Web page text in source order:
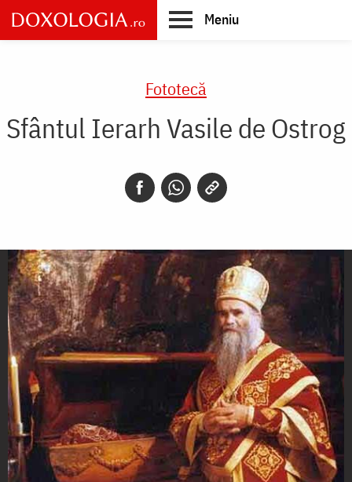
Skip
to
main
Meniu
Fototecă
Sfântul Ierarh Vasile de Ostrog